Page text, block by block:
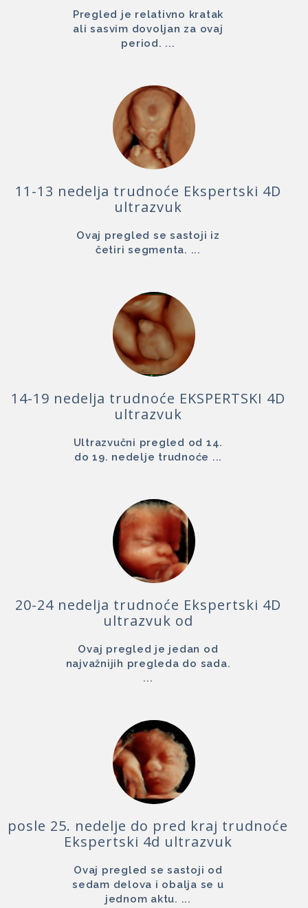
Pregled je relativno kratak
ali sasvim dovoljan za ovaj
period. ...
11-13 nedelja trudnoće Ekspertski 4D
ultrazvuk
Ovaj pregled se sastoji iz
četiri segmenta. ...
14-19 nedelja trudnoće EKSPERTSKI 4D
ultrazvuk
Ultrazvučni pregled od 14.
do 19. nedelje trudnoće ...
20-24 nedelja trudnoće Ekspertski 4D
ultrazvuk od
Ovaj pregled je jedan od
najvažnijih pregleda do sada.
...
posle 25. nedelje do pred kraj trudnoće
Ekspertski 4d ultrazvuk
Ovaj pregled se sastoji od
sedam delova i obalja se u
jednom aktu. ...